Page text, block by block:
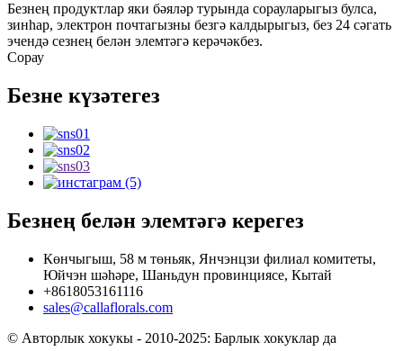
Безнең продуктлар яки бәяләр турында сорауларыгыз булса,
зинһар, электрон почтагызны безгә калдырыгыз, без 24 сәгать
эчендә сезнең белән элемтәгә керәчәкбез.
Сорау
Безне күзәтегез
Безнең белән элемтәгә керегез
Көнчыгыш, 58 м төньяк, Янчэнцзи филиал комитеты,
Юйчэн шәһәре, Шаньдун провинциясе, Кытай
+8618053161116
sales@callaflorals.com
© Авторлык хокукы - 2010-2025: Барлык хокуклар да